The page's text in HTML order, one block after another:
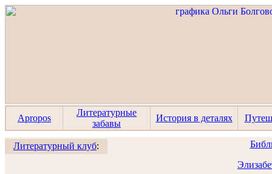
Apropos
Литературные
забавы
История в деталях
Литературный клуб: